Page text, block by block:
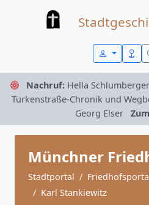
Nachruf: Hella
Türkenstraße-Chronik und
Georg Elser
Münchner
Stadtportal
Karl Stankiewitz